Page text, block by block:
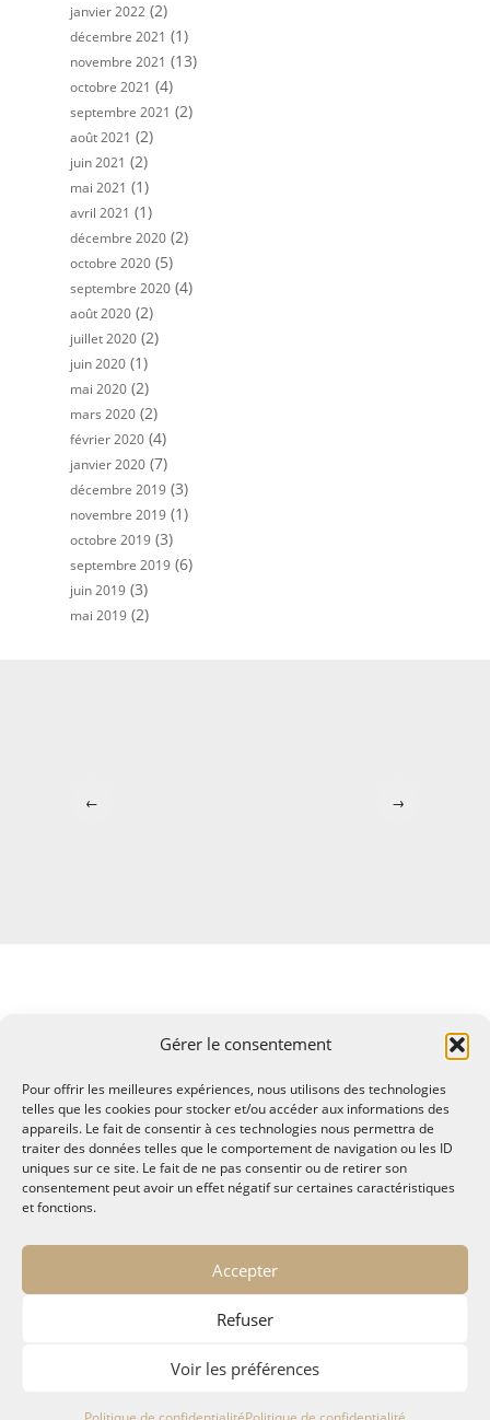
Gérer le consentement
Pour offrir les meilleures expériences, nous utilisons des technologies
telles que les cookies pour stocker et/ou accéder aux informations des
appareils. Le fait de consentir à ces technologies nous permettra de
traiter des données telles que le comportement de navigation ou les ID
uniques sur ce site. Le fait de ne pas consentir ou de retirer son
consentement peut avoir un effet négatif sur certaines caractéristiques
et fonctions.
Accepter
Refuser
Voir les préférences
janvier 2022 (2)
décembre 2021 (1)
novembre 2021 (13)
octobre 2021 (4)
septembre 2021 (2)
août 2021 (2)
juin 2021 (2)
mai 2021 (1)
avril 2021 (1)
décembre 2020 (2)
octobre 2020 (5)
septembre 2020 (4)
août 2020 (2)
juillet 2020 (2)
juin 2020 (1)
mai 2020 (2)
mars 2020 (2)
février 2020 (4)
janvier 2020 (7)
décembre 2019 (3)
novembre 2019 (1)
octobre 2019 (3)
septembre 2019 (6)
juin 2019 (3)
mai 2019 (2)
← →
© MALTAE, Mémoire A Lire, Territoire A l'Ecoute / 1995-
2025
32, chemin Saint Lazare - Hyères 83400
maltae2(arobase)gmail.com